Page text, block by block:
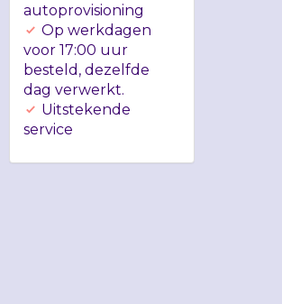
autoprovisioning
Op werkdagen
voor 17:00 uur
besteld, dezelfde
dag verwerkt.
Uitstekende
service